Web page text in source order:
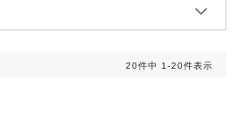
20件中 1 -20件表示